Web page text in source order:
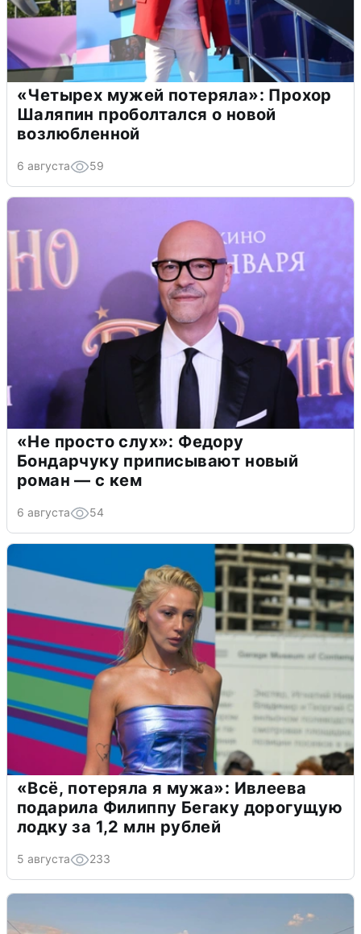
«Четырех мужей потеряла»: Прохор
Шаляпин проболтался о новой
возлюбленной
6 августа 59
«Не просто слух»: Федору
Бондарчуку приписывают новый
роман — с кем
6 августа 54
«Всё, потеряла я мужа»: Ивлеева
подарила Филиппу Бегаку дорогущую
лодку за 1,2 млн рублей
5 августа 233